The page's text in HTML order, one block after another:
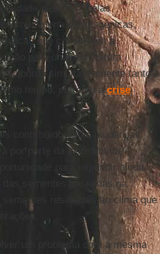
destruída pelas
em sementes transgênicas,
que conservem a
para uma agricultura
aborda simultaneamente tanto a
tempo, enfrenta a crise
contribuidores às mudanças
por parte da indústria da
para expandir ainda
sementes baseadas na
resilientes ao clima que
um problema com a mesma